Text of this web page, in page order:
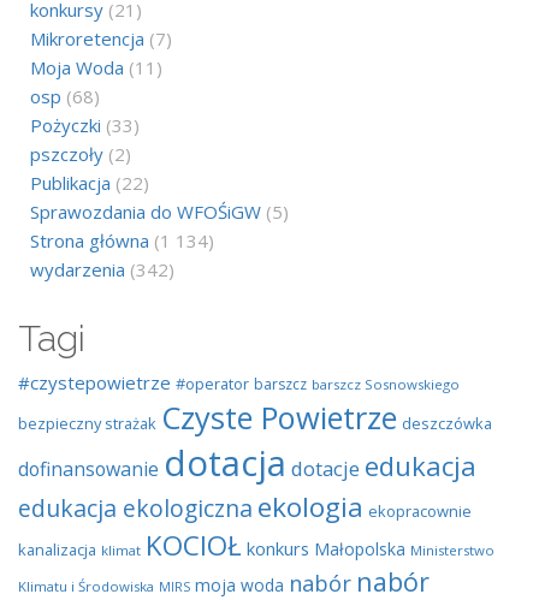
konkursy (21)
Mikroretencja (7)
Moja Woda (11)
osp (68)
Pożyczki (33)
pszczoły (2)
Publikacja (22)
Sprawozdania do WFOŚiGW (5)
Strona główna (1 134)
wydarzenia (342)
Tagi
#czystepowietrze #operator barszcz barszcz Sosnowskiego
bezpieczny strażak Czyste Powietrze deszczówka
dofinansowanie dotacja dotacje edukacja
edukacja ekologiczna ekologia ekopracownie
kanalizacja klimat KOCIOŁ konkurs Małopolska Ministerstwo
Klimatu i Środowiska MIRS moja woda nabór nabór